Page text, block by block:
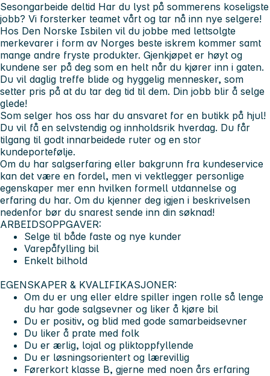
Sesongarbeide deltid Har du lyst på sommerens koseligste
jobb? Vi forsterker teamet vårt og tar nå inn nye selgere!
Hos Den Norske Isbilen vil du jobbe med lettsolgte
merkevarer i form av Norges beste iskrem kommer samt
mange andre fryste produkter. Gjenkjøpet er høyt og
kundene ser på deg som en helt når du kjører inn i gaten.
Du vil daglig treffe blide og hyggelig mennesker, som
setter pris på at du tar deg tid til dem. Din jobb blir å selge
glede!
Som selger hos oss har du ansvaret for en butikk på hjul!
Du vil få en selvstendig og innholdsrik hverdag. Du får
tilgang til godt innarbeidede ruter og en stor
kundeportefølje.
Om du har salgserfaring eller bakgrunn fra kundeservice
kan det være en fordel, men vi vektlegger personlige
egenskaper mer enn hvilken formell utdannelse og
erfaring du har. Om du kjenner deg igjen i beskrivelsen
nedenfor bør du snarest sende inn din søknad!
ARBEIDSOPPGAVER:
Selge til både faste og nye kunder
Varepåfylling bil
Enkelt bilhold
EGENSKAPER & KVALIFIKASJONER:
Om du er ung eller eldre spiller ingen rolle så lenge
du har gode salgsevner og liker å kjøre bil
Du er positiv, og blid med gode samarbeidsevner
Du liker å prate med folk
Du er ærlig, lojal og pliktoppfyllende
Du er løsningsorientert og lærevillig
Førerkort klasse B, gjerne med noen års erfaring